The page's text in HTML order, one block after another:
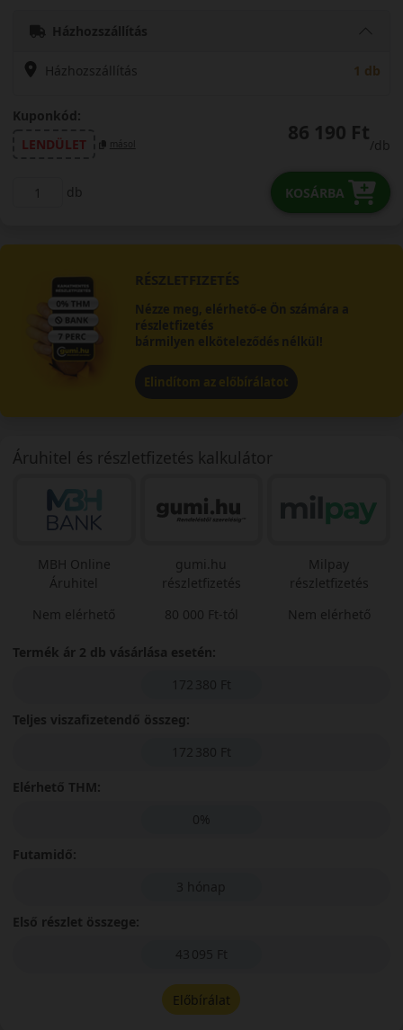
Házhozszállítás
Házhozszállítás 1 db
Kuponkód:
LENDÜLET
másol 86 190 Ft
/db
db KOSÁRBA
RÉSZLETFIZETÉS
Nézze meg, elérhető-e Ön számára a
részletfizetés
bármilyen elköteleződés nélkül!
Elindítom az előbírálatot
Áruhitel és részletfizetés kalkulátor
MBH Online
Áruhitel
Nem elérhető
gumi.hu
részletfizetés
80 000 Ft-tól
Milpay
részletfizetés
Nem elérhető
Termék ár 2 db vásárlása esetén:
172 380 Ft
Teljes viszafizetendő összeg:
172 380 Ft
Elérhető THM:
0%
Futamidő:
3 hónap
Első részlet összege:
43 095 Ft
Előbírálat